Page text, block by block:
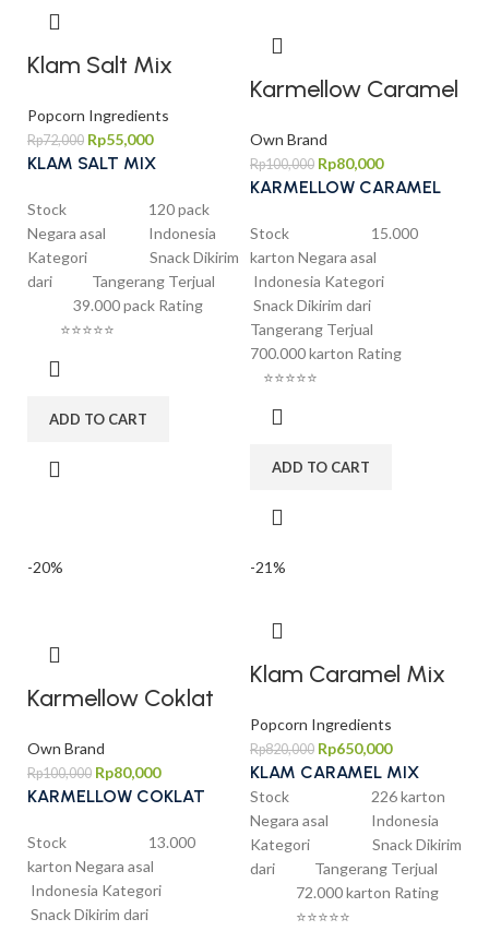
Klam Salt Mix
Popcorn Ingredients
Rp72,000 Rp55,000
KLAM SALT MIX
Stock 120 pack
Negara asal Indonesia
Kategori Snack Dikirim
dari Tangerang Terjual
39.000 pack Rating
⭐⭐⭐⭐⭐
ADD TO CART
Karmellow Caramel
Own Brand
Rp100,000 Rp80,000
KARMELLOW CARAMEL
Stock 15.000
karton Negara asal
Indonesia Kategori
Snack Dikirim dari
Tangerang Terjual
700.000 karton Rating
⭐⭐⭐⭐⭐
ADD TO CART
-20%
Karmellow Coklat
Own Brand
Rp100,000 Rp80,000
KARMELLOW COKLAT
Stock 13.000
karton Negara asal
Indonesia Kategori
Snack Dikirim dari
-21%
Klam Caramel Mix
Popcorn Ingredients
Rp820,000 Rp650,000
KLAM CARAMEL MIX
Stock 226 karton
Negara asal Indonesia
Kategori Snack Dikirim
dari Tangerang Terjual
72.000 karton Rating
⭐⭐⭐⭐⭐